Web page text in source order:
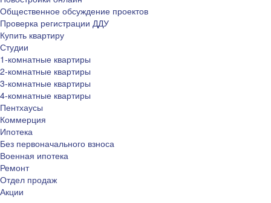
Общественное обсуждение проектов
Проверка регистрации ДДУ
Купить квартиру
Студии
1-комнатные квартиры
2-комнатные квартиры
3-комнатные квартиры
4-комнатные квартиры
Пентхаусы
Коммерция
Ипотека
Без первоначального взноса
Военная ипотека
Ремонт
Отдел продаж
Акции